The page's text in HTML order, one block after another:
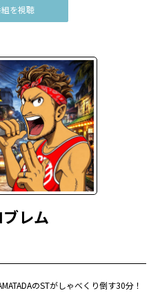
を視聴
レム
のSTがしゃべくり倒す30分！